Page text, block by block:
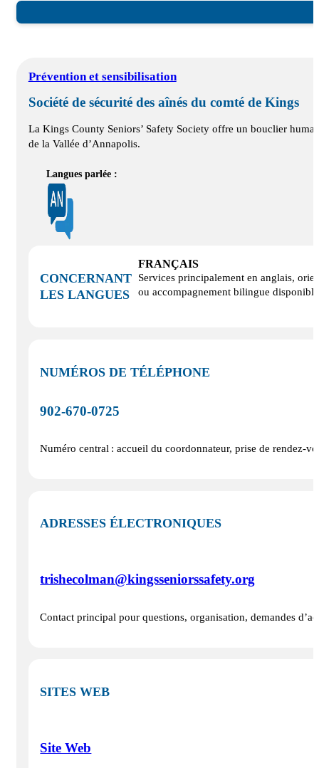
Prévention et sensibilisation
Société de sécurité des aînés du comté de Kings
La Kings County Seniors’ Safety Society offre un bouclier
de la Vallée d’Annapolis.
Langues parlée :
CONCERNANT
LES LANGUES
FRANÇAIS
Services principalement en anglais,
ou accompagnement bilingue
NUMÉROS DE TÉLÉPHONE
902‑670‑0725
Numéro central : accueil du coordonnateur, prise de rendez-
ADRESSES ÉLECTRONIQUES
trishecolman@kingsseniorssafety.org
Contact principal pour questions, organisation, demandes
SITES WEB
Site Web